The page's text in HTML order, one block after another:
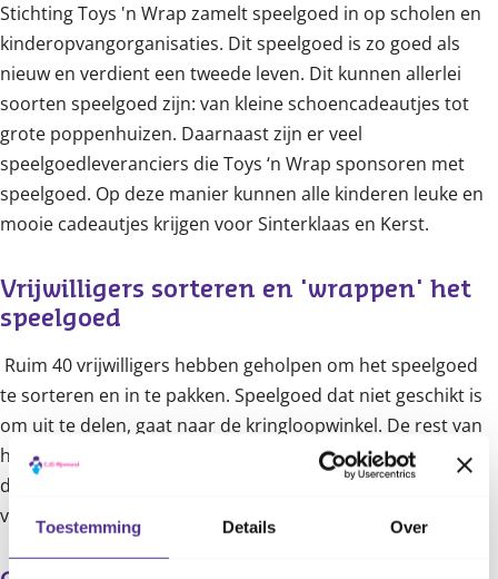
Toestemming Details Over
Stichting Toys 'n Wrap zamelt speelgoed in op scholen en
kinderopvangorganisaties. Dit speelgoed is zo goed als
nieuw en verdient een tweede leven. Dit kunnen allerlei
soorten speelgoed zijn: van kleine schoencadeautjes tot
grote poppenhuizen. Daarnaast zijn er veel
speelgoedleveranciers die Toys ‘n Wrap sponsoren met
speelgoed. Op deze manier kunnen alle kinderen leuke en
mooie cadeautjes krijgen voor Sinterklaas en Kerst.
Vrijwilligers sorteren en 'wrappen' het
speelgoed
Ruim 40 vrijwilligers hebben geholpen om het speelgoed
te sorteren en in te pakken. Speelgoed dat niet geschikt is
om uit te delen, gaat naar de kringloopwinkel. De rest van
het speelgoed wordt als cadeau ingepakt (gewrapt
doorzichtig folie. De ingepakte cadeautjes worden
vervolgens verdeeld over verhuisdozen.